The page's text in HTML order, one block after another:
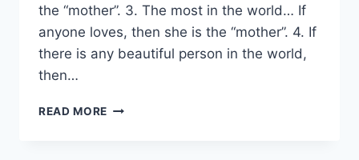
the “mother”. 3. The most in the world… If
anyone loves, then she is the “mother”. 4. If
there is any beautiful person in the world,
then…
READ MORE MY